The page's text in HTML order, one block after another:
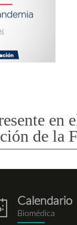
en
de la
Calendario
Biomédica